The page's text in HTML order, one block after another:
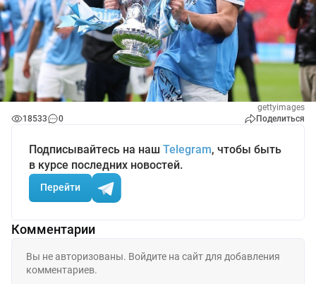
gettyimages
18533
0 Поделиться
Подписывайтесь на наш Telegram, чтобы быть
в курсе последних новостей.
Перейти
Комментарии